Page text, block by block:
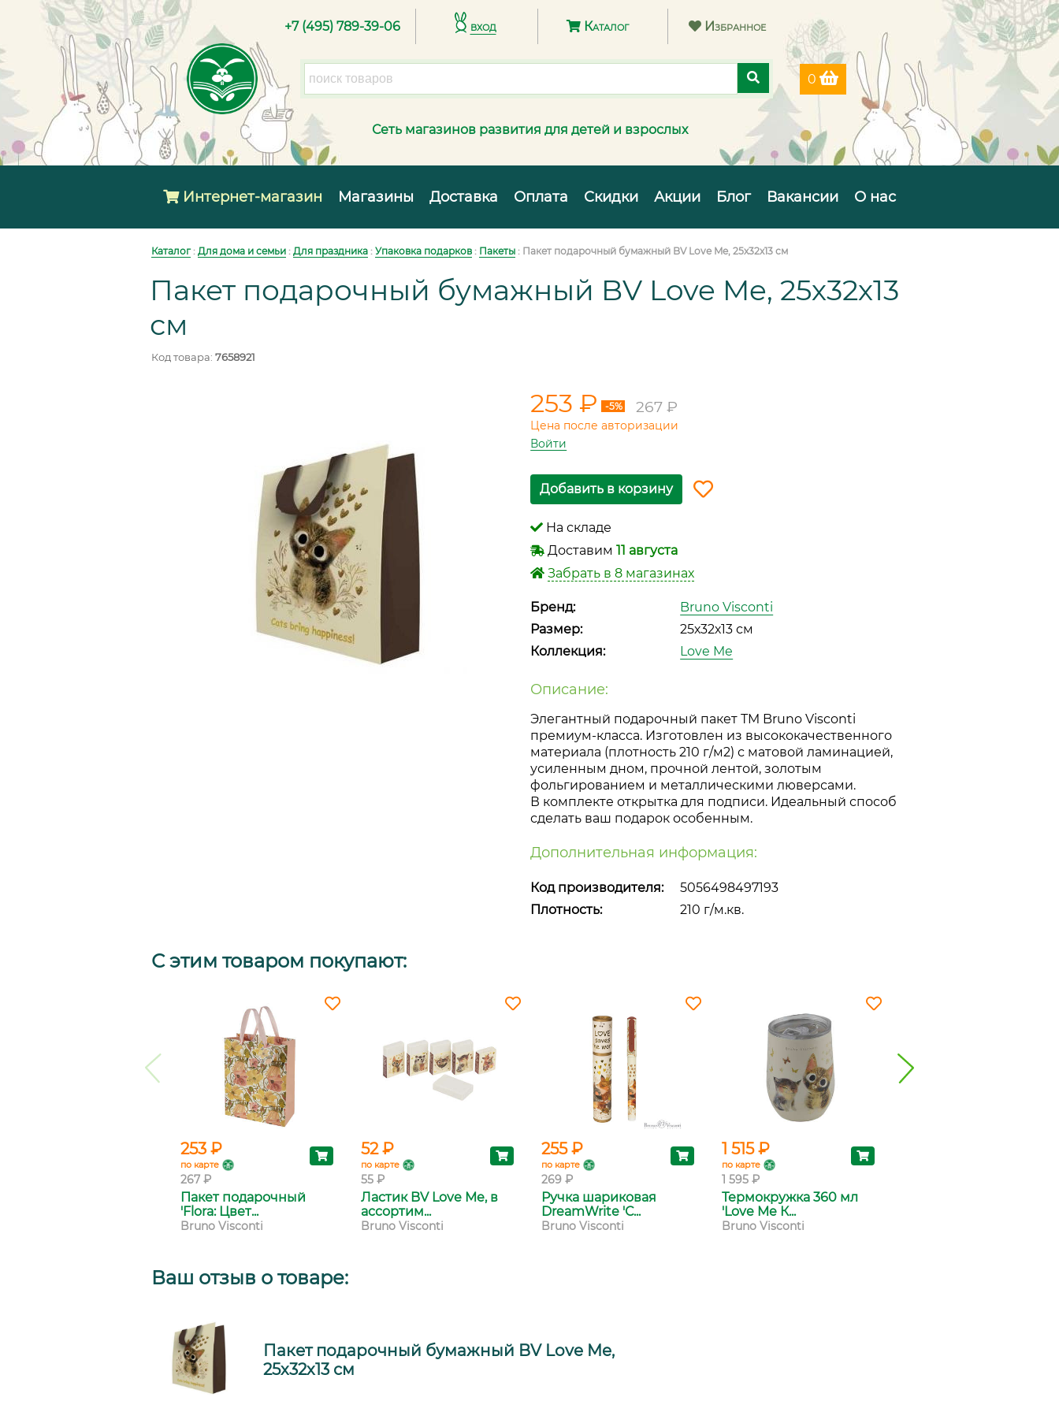
+7 (495) 789-39-06 вход Каталог Избранное
0
Сеть магазинов развития для детей и взрослых
Интернет-магазин Магазины Доставка Оплата Скидки Акции Блог Вакансии О нас
Каталог: Для дома и семьи : Для праздника : Упаковка подарков : Пакеты : Пакет подарочный бумажный BV Love Me, 25х32х13 см
Пакет подарочный бумажный BV Love Me, 25х32х13
см
Код товара: 7658921
253 ₽ -5% 267 ₽
Цена после авторизации
Войти
Добавить в корзину
На складе
Доставим11 августа
Забрать в 8 магазинах
Бренд:
Bruno Visconti
Размер:
25х32х13 см
Коллекция:
Love Me
Описание:
Элегантный подарочный пакет ТM Bruno Visconti
премиум-класса. Изготовлен из высококачественного
материала (плотность 210 г/м2) с матовой ламинацией,
усиленным дном, прочной лентой, золотым
фольгированием и металлическими люверсами.
В комплекте открытка для подписи. Идеальный способ
сделать ваш подарок особенным.
Дополнительная информация:
Код производителя:
5056498497193
Плотность:
210 г/м.кв.
С этим товаром покупают:
253 ₽
по карте
267 ₽
Пакет подарочный
'Flora: Цвет...
Bruno Visconti
52 ₽
по карте
55 ₽
Ластик BV Love Me, в
ассортим...
Bruno Visconti
255 ₽
по карте
269 ₽
Ручка шариковая
DreamWrite 'С...
Bruno Visconti
1 515 ₽
по карте
1 595 ₽
Термокружка 360 мл
'Love Me К...
Bruno Visconti
Ваш отзыв о товаре:
Пакет подарочный бумажный BV Love Me,
25х32х13 см